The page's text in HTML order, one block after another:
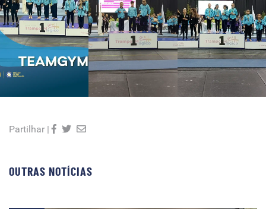
Partilhar |
OUTRAS NOTÍCIAS